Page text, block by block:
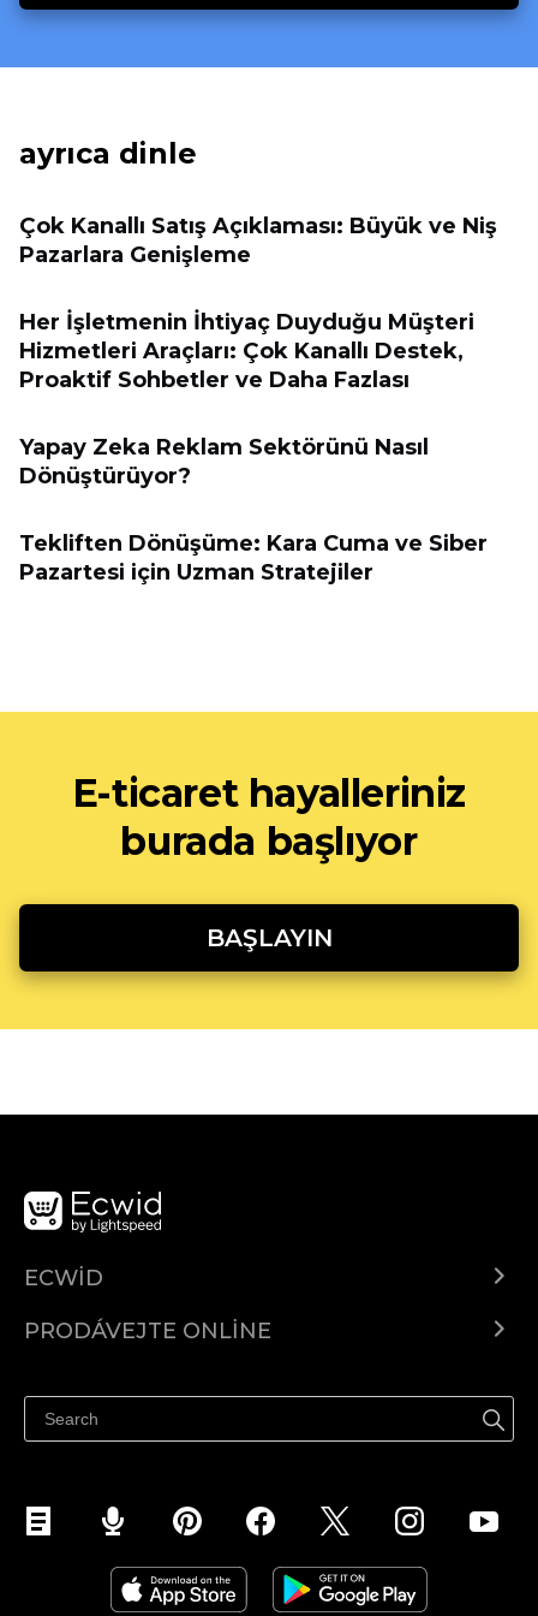
ayrıca dinle
Çok Kanallı Satış Açıklaması: Büyük ve Niş
Pazarlara Genişleme
Her İşletmenin İhtiyaç Duyduğu Müşteri
Hizmetleri Araçları: Çok Kanallı Destek,
Proaktif Sohbetler ve Daha Fazlası
Yapay Zeka Reklam Sektörünü Nasıl
Dönüştürüyor?
Tekliften Dönüşüme: Kara Cuma ve Siber
Pazartesi için Uzman Stratejiler
E-ticaret hayalleriniz
burada başlıyor
BAŞLAYIN
ECWID
Ceny
PRODÁVEJTE ONLINE
Prodávejte na Facebooku
Prodávejte na Instagramu